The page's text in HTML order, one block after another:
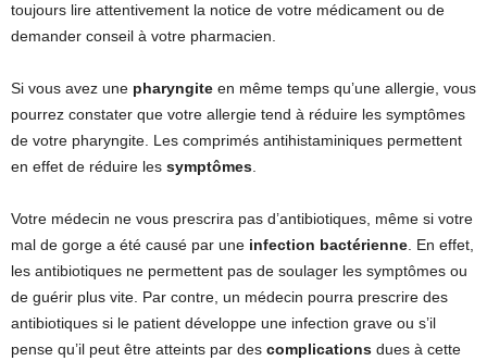
toujours lire attentivement la notice de votre médicament ou de
demander conseil à votre pharmacien.
Si vous avez une pharyngite en même temps qu’une allergie, vous
pourrez constater que votre allergie tend à réduire les symptômes
de votre pharyngite. Les comprimés antihistaminiques permettent
en effet de réduire les symptômes.
Votre médecin ne vous prescrira pas d’antibiotiques, même si votre
mal de gorge a été causé par une infection bactérienne. En effet,
les antibiotiques ne permettent pas de soulager les symptômes ou
de guérir plus vite. Par contre, un médecin pourra prescrire des
antibiotiques si le patient développe une infection grave ou s’il
pense qu’il peut être atteints par des complications dues à cette